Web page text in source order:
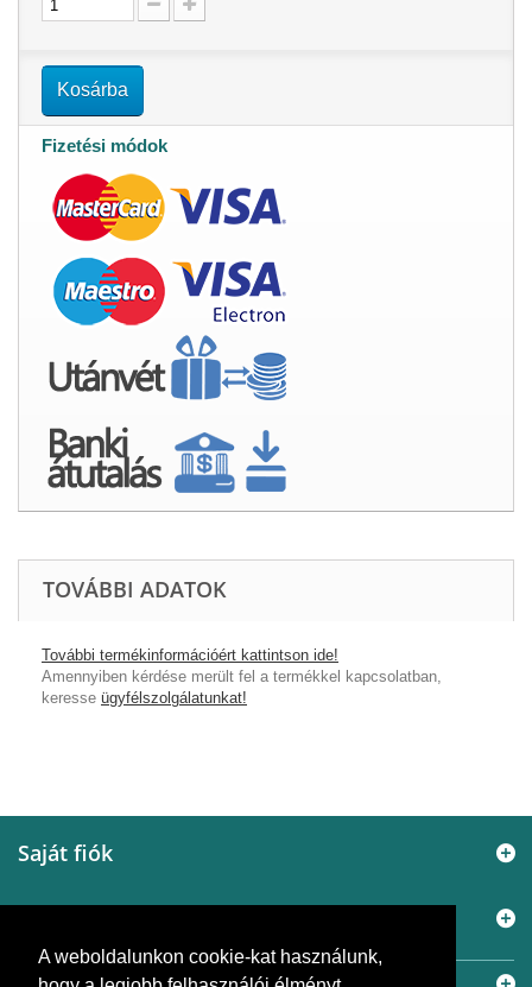
A weboldalunkon cookie-kat használunk,
Kosárba
Fizetési módok
TOVÁBBI ADATOK
További termékinformációért kattintson ide!
Amennyiben kérdése merült fel a termékkel kapcsolatban,
keresse ügyfélszolgálatunkat!
Saját fiók